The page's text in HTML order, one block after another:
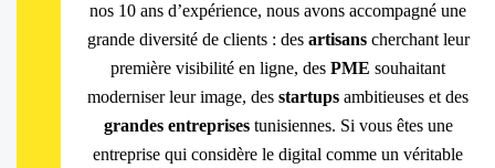
nos 10 ans d’expérience, nous avons accompagné une
grande diversité de clients : des artisanscherchant leur
première visibilité en ligne, des PME souhaitant
moderniser leur image, des startups ambitieuses et des
grandes entreprisestunisiennes. Si vous êtes une
entreprise qui considère le digital comme un véritable